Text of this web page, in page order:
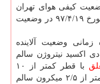
كیفی هوای تهران
در ۲۴ ساعت گذشته منتهی به ساعت ۱۱ مورخ ۹۷/۴/۱۹ در وضعیت
وضعیت آلاینده
ازن سالم (۷۲)، دی اكسید نیتروژن سالم
با قطر كمتر از ۱۰
با قطر كمتر از ۲/۵ میكرون سالم